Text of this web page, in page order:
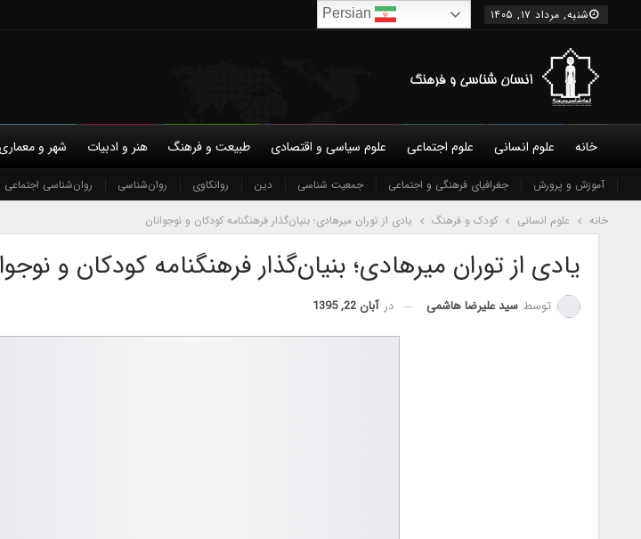
شنبه, مرداد ۱۷, ۱۴۰۵
خانه
درباره ما شورای عالی نویسندگان شرایط همکاری و عضویت تماس با ما حمایت مالی حریم خصوصی
علوم انسانی
آموزش و پرورش جغرافیای فرهنگی و اجتماعی جمعیت شناسی دین روانکاوی روان‌شناسی روان‌شناسی اجتماعی
علوم اجتماعی علوم سیاسی و اقتصادی طبیعت و فرهنگ هنر و ادبیات شهر و معماری
خانه علوم انسانی کودک و فرهنگ یادی از توران میرهادی؛ بنیان‌گذار فرهنگنامه کودکان و نوجوانان
یادی از توران میرهادی؛ بنیان‌گذار فرهنگنامه کودکان و
توسط سید علیرضا هاشمی در آبان 22, 1395